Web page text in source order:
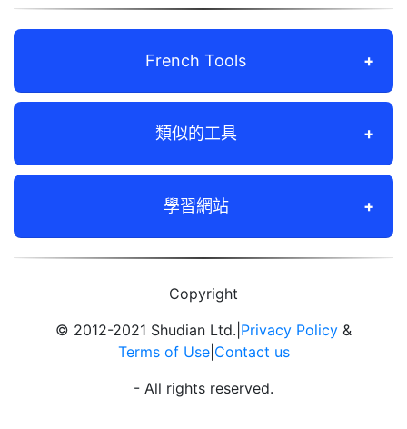
French Tools
類似的工具
學習網站
Copyright
© 2012-2021 Shudian Ltd.| Privacy Policy &
Terms of Use| Contact us
- All rights reserved.